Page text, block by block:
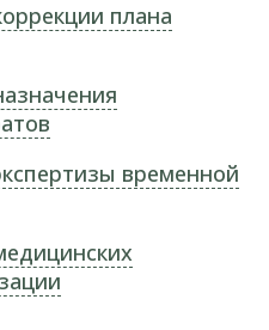
плана
временной